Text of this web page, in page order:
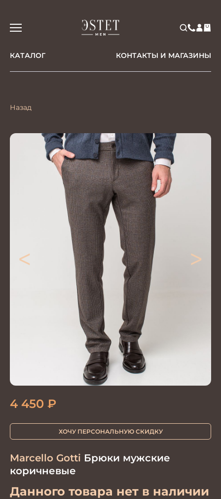
КАТАЛОГ КОНТАКТЫ И МАГАЗИНЫ
Назад
< >
Marcello Gotti Брюки мужские
коричневые
Данного товара нет в наличии
4 450 ₽
ХОЧУ ПЕРСОНАЛЬНУЮ СКИДКУ